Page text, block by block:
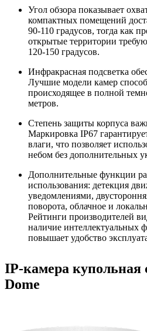
Угол обзора показывает
компактных помещений
90-110 градусов, тогда как
открытые территории
120-150 градусов.
Инфракрасная подсветка
Лучшие модели камер
происходящее в полной
метров.
Степень защиты корпуса
Маркировка IP67
влаги, что позволяет
небом без дополнительных
Дополнительные функции
использования: детекция
уведомлениями,
поворота, облачное и
Рейтинги производителей
наличие интеллектуальных
повышает удобство
IP-камера купольная
Dome